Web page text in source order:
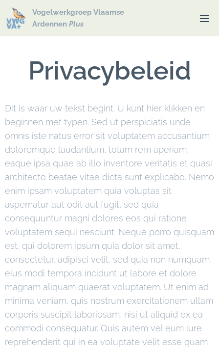
Vogelwerkgroep Vlaamse
Ardennen Plus
Privacybeleid
Dit is waar uw tekst begint. U kunt hier klikken en
beginnen met typen. Sed ut perspiciatis unde
omnis iste natus error sit voluptatem accusantium
doloremque laudantium, totam rem aperiam,
eaque ipsa quae ab illo inventore veritatis et quasi
architecto beatae vitae dicta sunt explicabo. Nemo
enim ipsam voluptatem quia voluptas sit
aspernatur aut odit aut fugit, sed quia
consequuntur magni dolores eos qui ratione
voluptatem sequi nesciunt. Neque porro quisquam
est, qui dolorem ipsum quia dolor sit amet,
consectetur, adipisci velit, sed quia non numquam
eius modi tempora incidunt ut labore et dolore
magnam aliquam quaerat voluptatem. Ut enim ad
minima veniam, quis nostrum exercitationem ullam
corporis suscipit laboriosam, nisi ut aliquid ex ea
commodi consequatur. Quis autem vel eum iure
reprehenderit qui in ea voluptate velit esse quam